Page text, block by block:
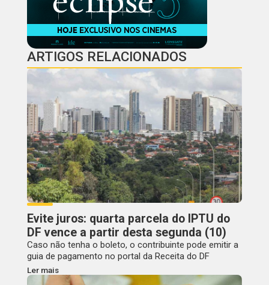
ARTIGOS RELACIONADOS
Evite juros: quarta parcela do IPTU do
DF vence a partir desta segunda (10)
Caso não tenha o boleto, o contribuinte pode emitir a
guia de pagamento no portal da Receita do DF
Ler mais